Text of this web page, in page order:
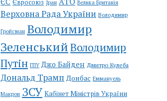
Євросоюз Іран Велика Британія
Верховна Рада України Володимир
Гройсман Володимир
ЗеленськийВолодимир
Путін ГПУ Джо Байден Дмитро Кулеба
Дональд Трамп Донбас Еммануель
Макрон ЗСУ Кабінет Міністрів України